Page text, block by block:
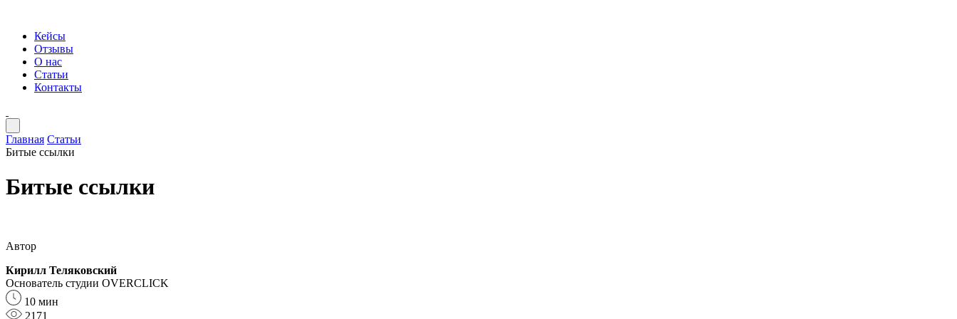
Кейсы
Отзывы
О нас
Статьи
Контакты
Главная Статьи
Битые ссылки
Битые ссылки
Автор
Кирилл Теляковский
Основатель студии OVERCLICK
10 мин
2171